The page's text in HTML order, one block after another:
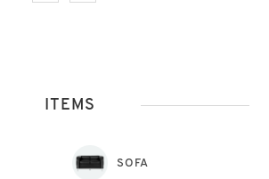
ITEMS
SOFA